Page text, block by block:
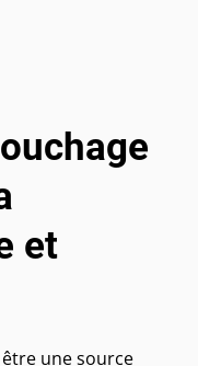
et
une source